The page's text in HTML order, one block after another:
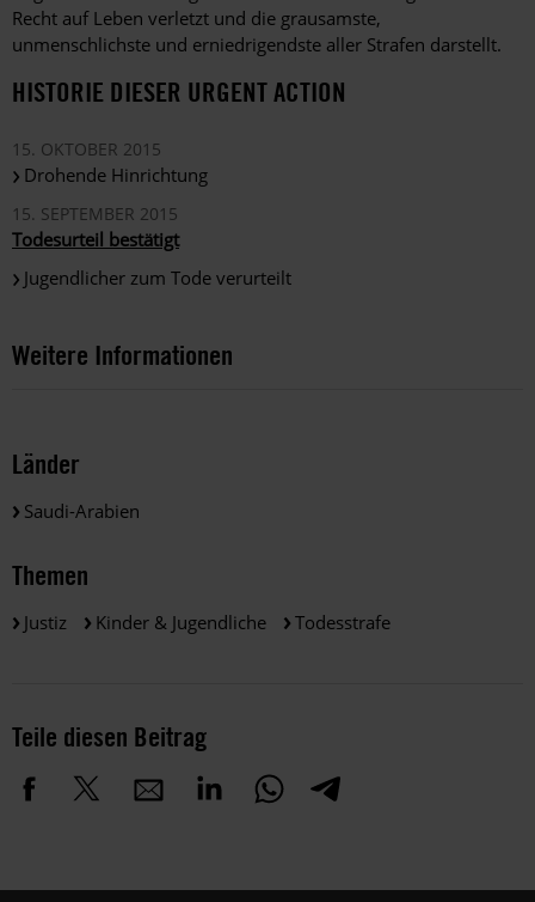
Recht auf Leben verletzt und die grausamste,
unmenschlichste und erniedrigendste aller Strafen darstellt.
HISTORIE DIESER URGENT ACTION
15. OKTOBER 2015
Drohende Hinrichtung
15. SEPTEMBER 2015
Todesurteil bestätigt
Jugendlicher zum Tode verurteilt
Weitere Informationen
Länder
Saudi-Arabien
Themen
Justiz Kinder & Jugendliche Todesstrafe
Teile diesen Beitrag